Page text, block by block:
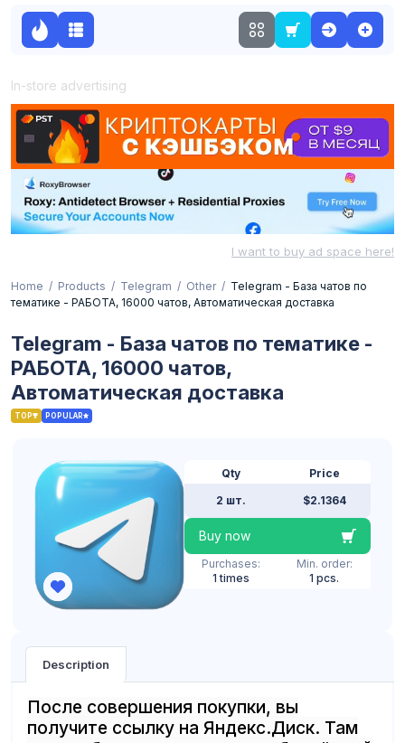
In-store advertising
I want to buy ad space here!
Home Products Telegram Other
Telegram - База чатов по
тематике - РАБОТА, 16000 чатов, Автоматическая доставка
Telegram - База чатов по тематике -
РАБОТА, 16000 чатов,
Автоматическая доставка
TOP POPULAR
Qty
2 шт.
Price
$2.1364
Buy now
Purchases:
1 times
Min. order:
1 pcs.
Description
После совершения покупки, вы
получите ссылку на Яндекс.Диск. Там